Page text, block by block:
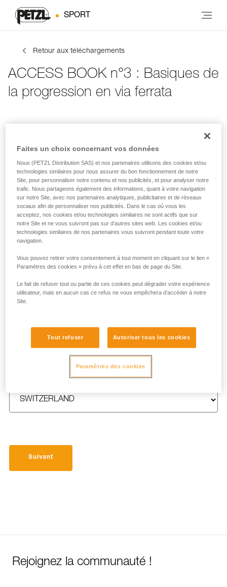
SPORT
Retour aux téléchargements
ACCESS BOOK n°3 : Basiques de
la progression en via ferrata
Infos de contact
Inscris tes coordonnées
PRÉNOM *
Suivant
Rejoignez la communauté !
Faites un choix concernant vos données
Nous (PETZL Distribution SAS) et nos partenaires utilisons des cookies et/ou
technologies similaires pour nous assurer du bon fonctionnement de notre
Site, pour personnaliser notre contenu et nos publicités, et pour analyser notre
trafic. Nous partageons également des informations, quant à votre navigation
sur notre Site, avec nos partenaires analytiques, publicitaires et de réseaux
sociaux afin de personnaliser nos publicités. Dans le cas où vous les
acceptez, nos cookies et/ou technologies similaires ne sont actifs que sur
notre Site et ne vous suivront pas sur d’autres sites web. Les cookies et/ou
technologies similaires de nos partenaires vous suivront pendant toute votre
navigation.
Vous pouvez retirer votre consentement à tout moment en cliquant sur le lien «
Paramètres des cookies » prévu à cet effet en bas de page du Site.
Le fait de refuser tout ou partie de ces cookies peut dégrader votre expérience
utilisateur, mais en aucun cas ce refus ne vous empêchera d’accéder à notre
Site.
Tout refuser Autoriser tous les cookies
Paramètres des cookies